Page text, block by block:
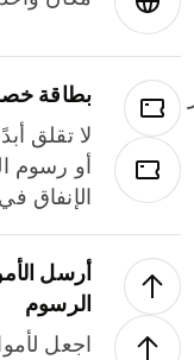
بطاقة
لا تقلق
أو رسوم
الإنفاق
أرسل
الرسوم
اجعل